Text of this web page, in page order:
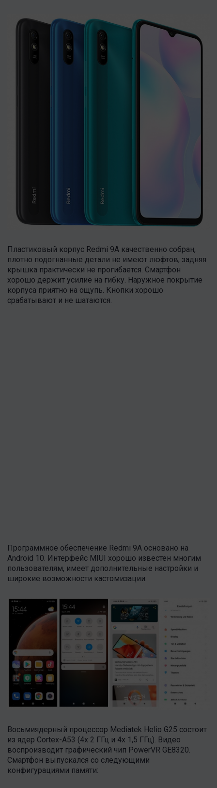
Пластиковый корпус Redmi 9A качественно собран,
плотно подогнанные детали не имеют люфтов, задняя
крышка практически не прогибается. Смартфон
хорошо держит усилие на гибку. Наружное покрытие
корпуса приятно на ощупь. Кнопки хорошо
срабатывают и не шатаются.
Программное обеспечение Redmi 9A основано на
Android 10. Интерфейс MIUI хорошо известен многим
пользователям, имеет дополнительные настройки и
широкие возможности кастомизации.
Восьмиядерный процессор Mediatek Helio G25 состоит
из ядер Cortex-A53 (4х 2 ГГц и 4х 1,5 ГГц). Видео
воспроизводит графический чип PowerVR GE8320.
Смартфон выпускался со следующими
конфигурациями памяти: